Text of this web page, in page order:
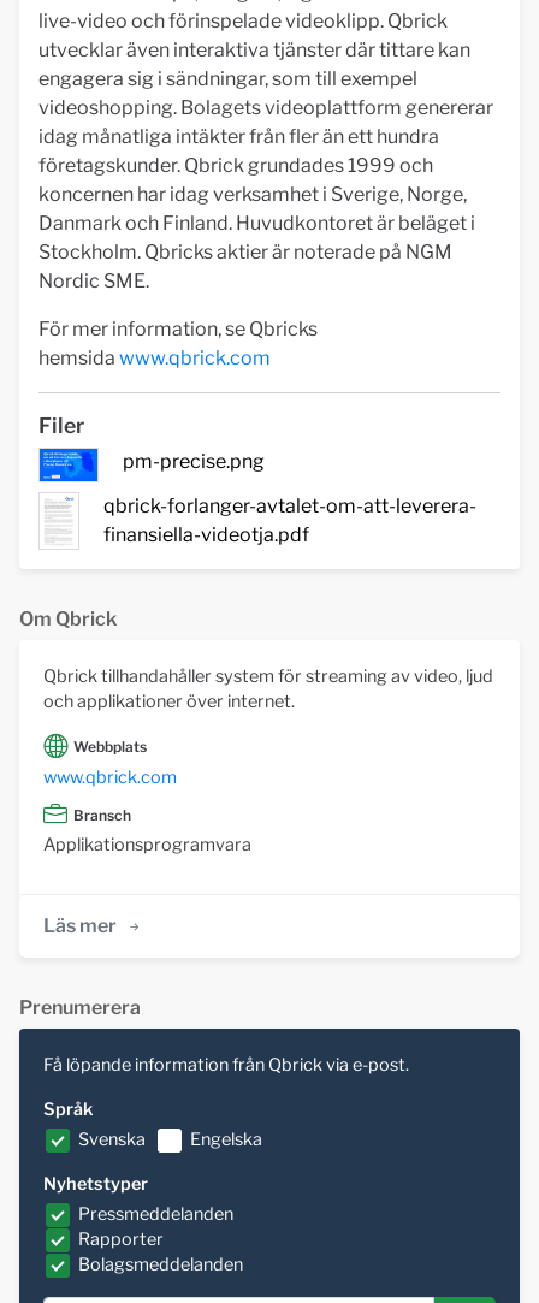
live-video och förinspelade videoklipp. Qbrick
utvecklar även interaktiva tjänster där tittare kan
engagera sig i sändningar, som till exempel
videoshopping. Bolagets videoplattform genererar
idag månatliga intäkter från fler än ett hundra
företagskunder. Qbrick grundades 1999 och
koncernen har idag verksamhet i Sverige, Norge,
Danmark och Finland. Huvudkontoret är beläget i
Stockholm. Qbricks aktier är noterade på NGM
Nordic SME.
För mer information, se Qbricks
hemsida www.qbrick.com
Filer
pm-precise.png
qbrick-forlanger-avtalet-om-att-leverera-
finansiella-videotja.pdf
Om Qbrick
Qbrick tillhandahåller system för streaming av video, ljud
och applikationer över internet.
Webbplats
www.qbrick.com
Bransch
Applikationsprogramvara
Läs mer
Prenumerera
Få löpande information från Qbrick via e-post.
Språk
Svenska
Engelska
Nyhetstyper
Pressmeddelanden
Rapporter
Bolagsmeddelanden